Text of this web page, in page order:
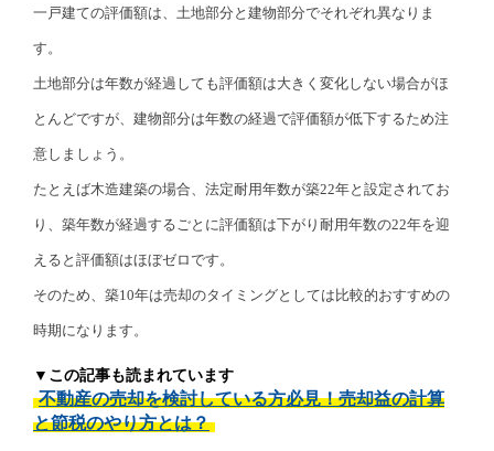
一戸建ての評価額は、土地部分と建物部分でそれぞれ異なりま
す。
土地部分は年数が経過しても評価額は大きく変化しない場合がほ
とんどですが、建物部分は年数の経過で評価額が低下するため注
意しましょう。
たとえば木造建築の場合、法定耐用年数が築22年と設定されてお
り、築年数が経過するごとに評価額は下がり耐用年数の22年を迎
えると評価額はほぼゼロです。
そのため、築10年は売却のタイミングとしては比較的おすすめの
時期になります。
▼この記事も読まれています
不動産の売却を検討している方必見！売却益の計算
と節税のやり方とは？